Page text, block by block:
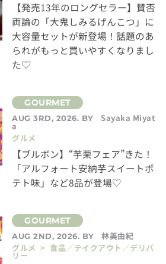
【発売13年のロングセラー】賛否
両論の「大鬼しみるげんこつ」に
大容量セットが新登場！話題のあ
られがもっと買いやすくなりまし
た♡
AUG 3RD, 2026. BY Sayaka Miyat
a
グルメ
【ブルボン】“芋栗フェア”きた！
「アルフォート安納芋スイートポ
テト味」など8品が登場♡
AUG 2ND, 2026. BY
林美由紀
グルメ > 食品／テイクアウト／デリバ
リー